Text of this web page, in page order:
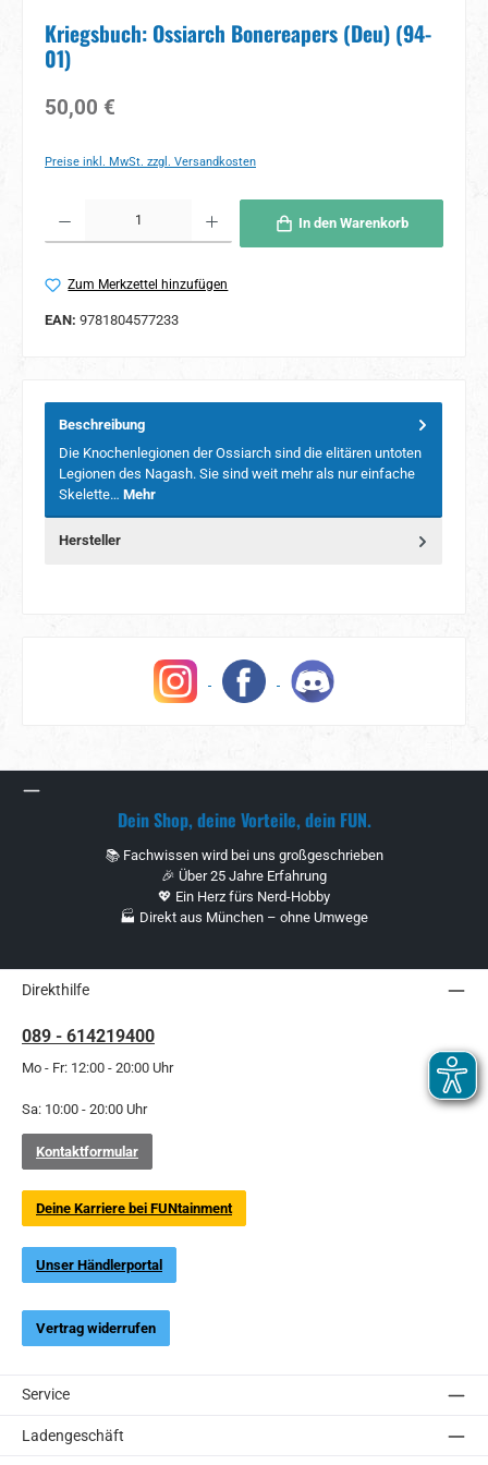
Kriegsbuch: Ossiarch Bonereapers (Deu) (94-
01)
Regulärer Preis:
50,00 €
Preise inkl. MwSt. zzgl. Versandkosten
In den Warenkorb
Zum Merkzettel hinzufügen
EAN: 9781804577233
Beschreibung
Die Knochenlegionen der Ossiarch sind die elitären untoten
Legionen des Nagash. Sie sind weit mehr als nur einfache
Skelette… Mehr
Hersteller
Dein Shop, deine Vorteile, dein FUN.
📚 Fachwissen wird bei uns großgeschrieben
🎉 Über 25 Jahre Erfahrung
💖 Ein Herz fürs Nerd-Hobby
🏭 Direkt aus München – ohne Umwege
Direkthilfe
089 - 614219400
Mo - Fr: 12:00 - 20:00 Uhr
Sa: 10:00 - 20:00 Uhr
Kontaktformular
Deine Karriere bei FUNtainment
Unser Händlerportal
Vertrag widerrufen
Service
Ladengeschäft